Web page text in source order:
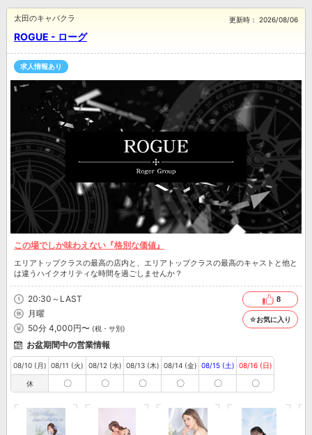
ROGUE - ローグ
太田のキャバクラ 更新時： 2026/08/06
求人情報あり
この場でしか味わえない『格別な価値』
エリアトップクラスの最高の店内と、エリアトップクラスの最高のキャストと他と
は違うハイクオリティな時間を過ごしませんか？
20:30～LAST
月曜
50分 4,000円〜 (税・サ別)
8
☆お気に入り
お盆期間中の営業情報
08/10 (月)
休
08/11 (火)
〇
08/12 (水)
〇
08/13 (木)
〇
08/14 (金)
〇
08/15 (土)
〇
08/16 (日)
〇